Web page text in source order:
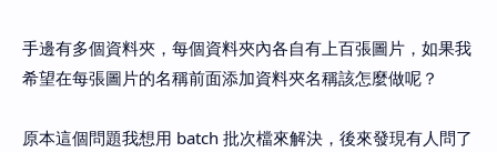
手邊有多個資料夾，每個資料夾內各自有上百張圖片，如果我
希望在每張圖片的名稱前面添加資料夾名稱該怎麼做呢？
原本這個問題我想用 batch 批次檔來解決，後來發現有人問了